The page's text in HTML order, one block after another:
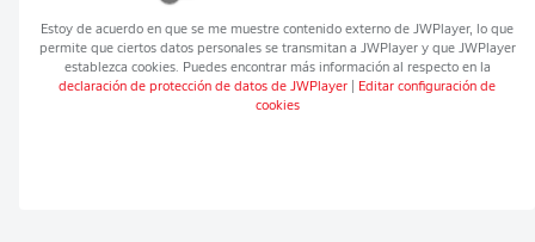
Estoy de acuerdo en que se me muestre contenido externo de JWPlayer, lo que
permite que ciertos datos personales se transmitan a JWPlayery que JWPlayer
establezca cookies. Puedes encontrar más información al respecto en la
declaración de protección de datos de JWPlayer
Editar configuración de
cookies